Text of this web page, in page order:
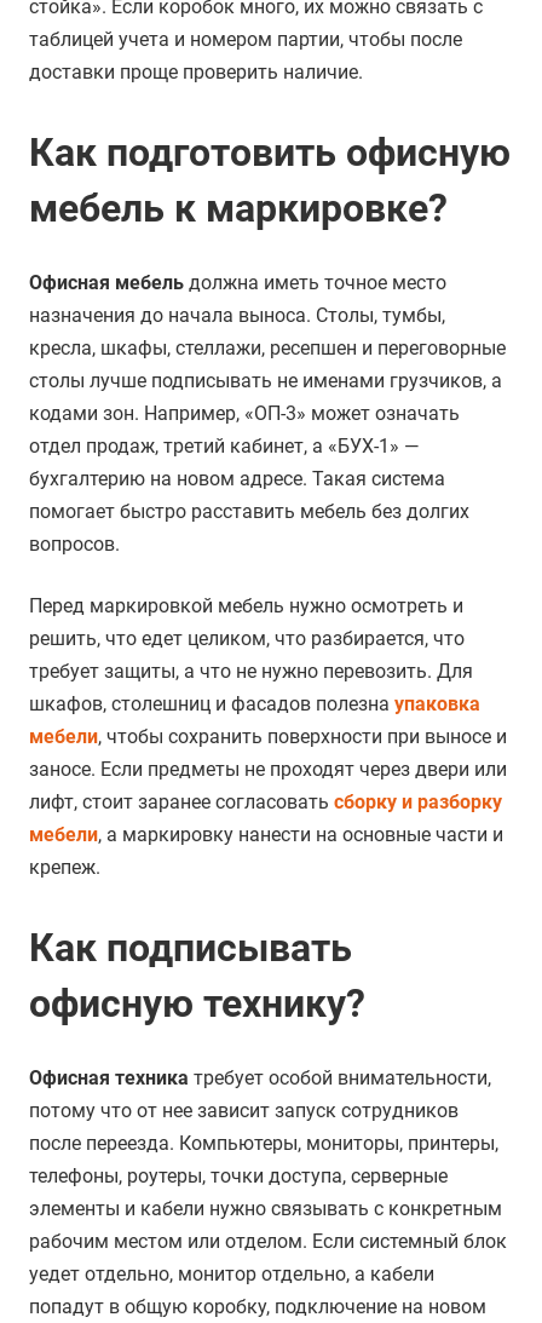
стойка». Если коробок много, их можно связать с
таблицей учета и номером партии, чтобы после
доставки проще проверить наличие.
Как подготовить офисную
мебель к маркировке?
Офисная мебель должна иметь точное место
назначения до начала выноса. Столы, тумбы,
кресла, шкафы, стеллажи, ресепшен и переговорные
столы лучше подписывать не именами грузчиков, а
кодами зон. Например, «ОП-3» может означать
отдел продаж, третий кабинет, а «БУХ-1» —
бухгалтерию на новом адресе. Такая система
помогает быстро расставить мебель без долгих
вопросов.
Перед маркировкой мебель нужно осмотреть и
решить, что едет целиком, что разбирается, что
требует защиты, а что не нужно перевозить. Для
шкафов, столешниц и фасадов полезна упаковка
мебели, чтобы сохранить поверхности при выносе и
заносе. Если предметы не проходят через двери или
лифт, стоит заранее согласовать сборку и разборку
мебели, а маркировку нанести на основные части и
крепеж.
Как подписывать
офисную технику?
Офисная техника требует особой внимательности,
потому что от нее зависит запуск сотрудников
после переезда. Компьютеры, мониторы, принтеры,
телефоны, роутеры, точки доступа, серверные
элементы и кабели нужно связывать с конкретным
рабочим местом или отделом. Если системный блок
уедет отдельно, монитор отдельно, а кабели
попадут в общую коробку, подключение на новом